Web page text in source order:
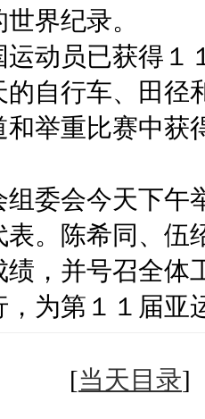
界纪录。
动员已获得１
的自行车、田
举重比赛中获
组委会今天下午
。陈希同、伍
绩，并号召全体
，为第１１届亚
[当天目录